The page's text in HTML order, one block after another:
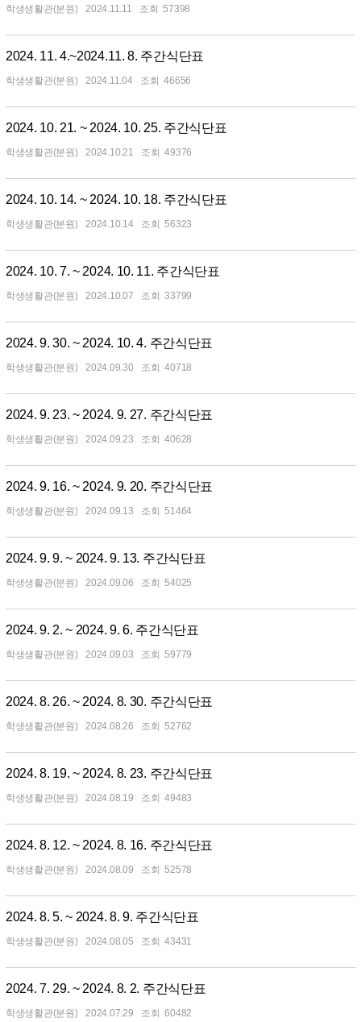
학생생활관(분원) 2024.11.11 57398
2024. 11. 4.~2024.11. 8. 주간식단표
학생생활관(분원) 2024.11.04 46656
2024. 10. 21. ~ 2024. 10. 25. 주간식단표
학생생활관(분원) 2024.10.21 49376
2024. 10. 14. ~ 2024. 10. 18. 주간식단표
학생생활관(분원) 2024.10.14 56323
2024. 10. 7. ~ 2024. 10. 11. 주간식단표
학생생활관(분원) 2024.10.07 33799
2024. 9. 30. ~ 2024. 10. 4. 주간식단표
학생생활관(분원) 2024.09.30 40718
2024. 9. 23. ~ 2024. 9. 27. 주간식단표
학생생활관(분원) 2024.09.23 40628
2024. 9. 16. ~ 2024. 9. 20. 주간식단표
학생생활관(분원) 2024.09.13 51464
2024. 9. 9. ~ 2024. 9. 13. 주간식단표
학생생활관(분원) 2024.09.06 54025
2024. 9. 2. ~ 2024. 9. 6. 주간식단표
학생생활관(분원) 2024.09.03 59779
2024. 8. 26. ~ 2024. 8. 30. 주간식단표
학생생활관(분원) 2024.08.26 52762
2024. 8. 19. ~ 2024. 8. 23. 주간식단표
학생생활관(분원) 2024.08.19 49483
2024. 8. 12. ~ 2024. 8. 16. 주간식단표
학생생활관(분원) 2024.08.09 52578
2024. 8. 5. ~ 2024. 8. 9. 주간식단표
학생생활관(분원) 2024.08.05 43431
2024. 7. 29. ~ 2024. 8. 2. 주간식단표
학생생활관(분원) 2024.07.29 60482